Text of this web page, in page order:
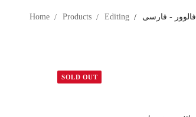
Home Products Editing
SOLD OUT